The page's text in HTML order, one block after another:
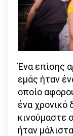
Ένα επίσης
εμάς ήταν
οποίο
ένα χρονικό
κινούμαστε
ήταν